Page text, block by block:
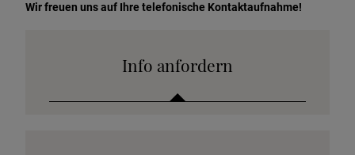
Wir freuen uns auf Ihre telefonische Kontaktaufnahme!
Info anfordern